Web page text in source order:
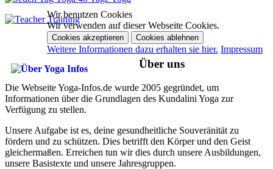
Über uns
Die Webseite Yoga-Infos.de wurde 2005 gegründet, um
Informationen über die Grundlagen des Kundalini Yoga zur
Verfügung zu stellen.
Unsere Aufgabe ist es, deine gesundheitliche Souveränität zu
fördern und zu schützen. Dies betrifft den Körper und den Geist
gleichermaßen. Erreichen tun wir dies durch unsere Ausbildungen,
unsere Basistexte und unsere Jahresgruppen.
Wir benutzen Cookies
Wir verwenden auf dieser Webseite Cookies.
Cookies akzeptieren Cookies ablehnen
Weitere Informationen dazu erhalten sie hier. Impressum